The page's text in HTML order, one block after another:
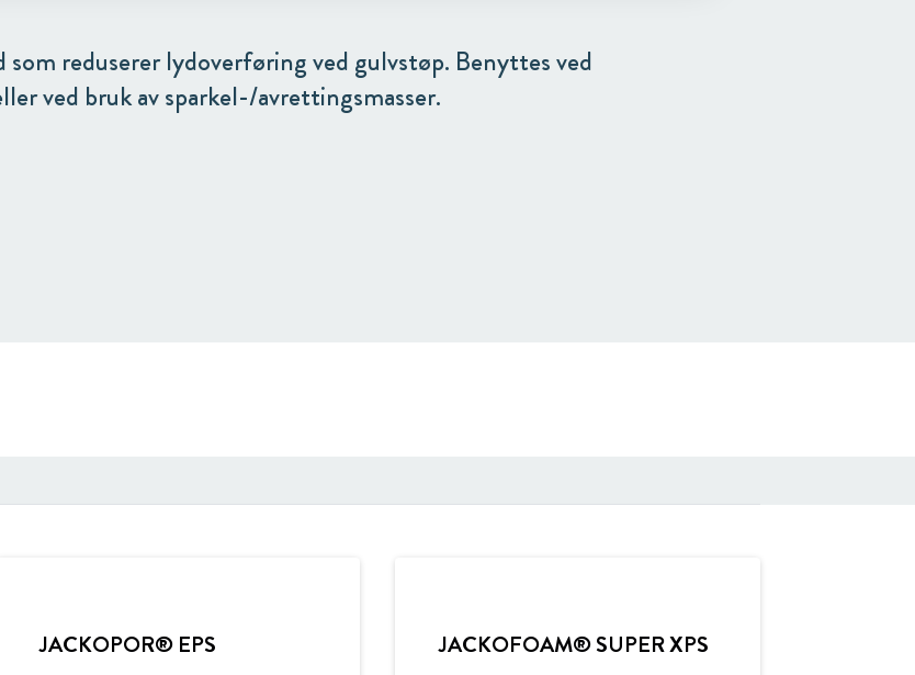
som reduserer lydoverføring ved gulvstøp. Benyttes ved
ved bruk av sparkel-/avrettingsmasser.
JACKOPOR® EPS JACKOFOAM® SUPER XPS